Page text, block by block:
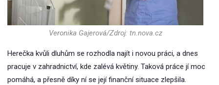
Veronika Gajerová/Zdroj: tn.nova.cz
Herečka kvůli dluhům se rozhodla najít i novou práci, a dnes
pracuje v zahradnictví, kde zalévá květiny. Taková práce jí moc
pomáhá, a přesně díky ní se její finanční situace zlepšila.